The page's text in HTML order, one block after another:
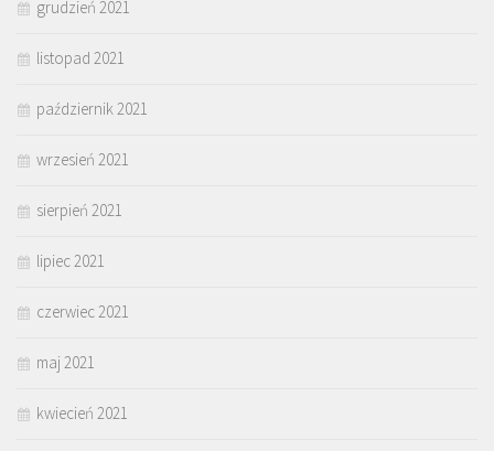
grudzień 2021
listopad 2021
październik 2021
wrzesień 2021
sierpień 2021
lipiec 2021
czerwiec 2021
maj 2021
kwiecień 2021